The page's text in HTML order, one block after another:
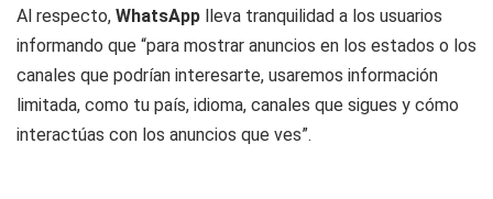
Al respecto, WhatsApp lleva tranquilidad a los usuarios
informando que “para mostrar anuncios en los estados o los
canales que podrían interesarte, usaremos información
limitada, como tu país, idioma, canales que sigues y cómo
interactúas con los anuncios que ves”.